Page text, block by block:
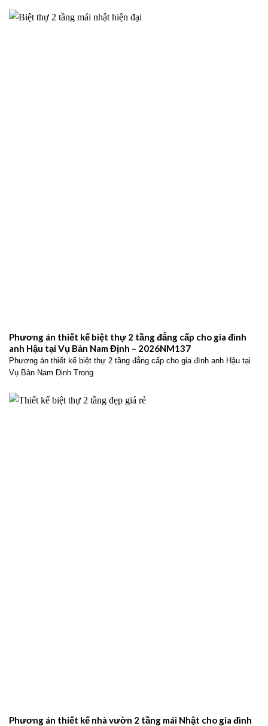
Phương án thiết kế biệt thự 2 tầng đẳng cấp cho gia đình
anh Hậu tại Vụ Bản Nam Định – 2026NM137
Phương án thiết kế biệt thự 2 tầng đẳng cấp cho gia đình anh Hậu tại
Vụ Bản Nam Định Trong
Phương án thiết kế nhà vườn 2 tầng mái Nhật cho gia đình